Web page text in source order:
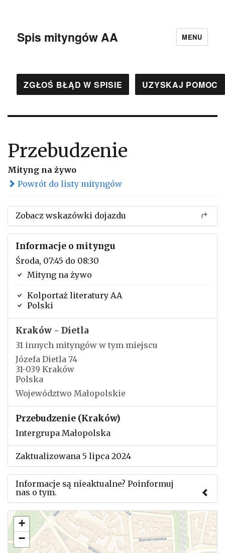
Spis mityngów AA MENU
ZGŁOŚ BŁĄD W SPISIE UZYSKAJ POMOC
Przebudzenie
Mityng na żywo
Powrót do listy mityngów
Zobacz wskazówki dojazdu
Informacje o mityngu
Środa, 07:45 do 08:30
Mityng na żywo
Kolportaż literatury AA
Polski
Kraków - Dietla
31 innych mityngów w tym miejscu
Józefa Dietla 74
31-039 Kraków
Polska
Województwo Małopolskie
Przebudzenie (Kraków)
Intergrupa Małopolska
Zaktualizowana 5 lipca 2024
Informacje są nieaktualne? Poinformuj
nas o tym.
Użyj tego formularza aby przesłać informację o
zmianach w powyższym mityngu.
+
−